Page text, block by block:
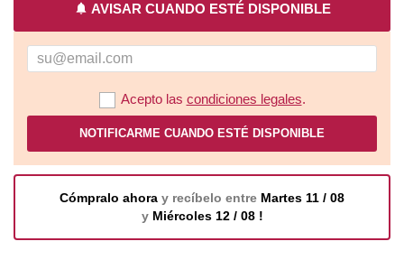
notifications AVISAR CUANDO ESTÉ DISPONIBLE
Acepto las condiciones legales.
NOTIFICARME CUANDO ESTÉ DISPONIBLE
Cómpralo ahora y recíbelo entre Martes 11 / 08
y Miércoles 12 / 08 !